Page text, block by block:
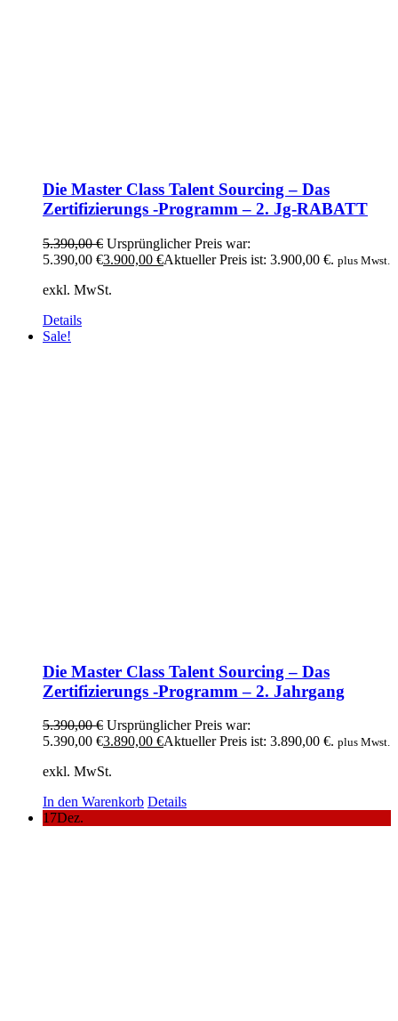
Die Master Class Talent Sourcing – Das
Zertifizierungs -Programm – 2. Jg-RABATT
5.390,00€ Ursprünglicher Preis war:
5.390,00 €3.900,00 €Aktueller Preis ist: 3.900,00 €. plus Mwst.
exkl. MwSt.
Details
Sale!
Die Master Class Talent Sourcing – Das
Zertifizierungs -Programm – 2. Jahrgang
5.390,00€ Ursprünglicher Preis war:
5.390,00 €3.890,00 €Aktueller Preis ist: 3.890,00 €. plus Mwst.
exkl. MwSt.
In den Warenkorb Details
17Dez.